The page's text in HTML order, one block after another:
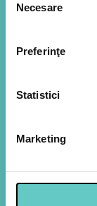
consimțământului
Necesare
Preferinţe
Statistici
Marketinglingura
mediu